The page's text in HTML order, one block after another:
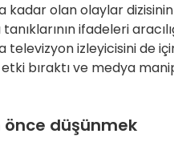
kadar olan olaylar
ifadeleri
izleyicisini de
etki bıraktı ve medya
önce düşünmek